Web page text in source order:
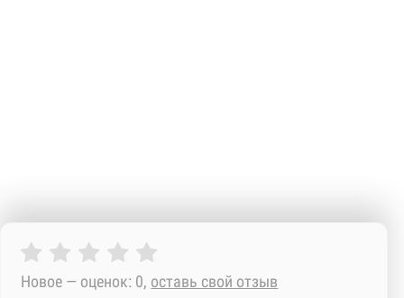
Новое — оценок: 0, оставь свой отзыв